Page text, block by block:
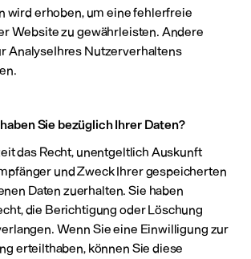
wird erhoben, um eine fehlerfreie
Website zu gewährleisten. Andere
AnalyseIhres Nutzerverhaltens
Sie bezüglich Ihrer Daten?
das Recht, unentgeltlich Auskunft
und Zweck Ihrer gespeicherten
Daten zuerhalten. Sie haben
die Berichtigung oder Löschung
Wenn Sie eine Einwilligung zur
erteilthaben, können Sie diese